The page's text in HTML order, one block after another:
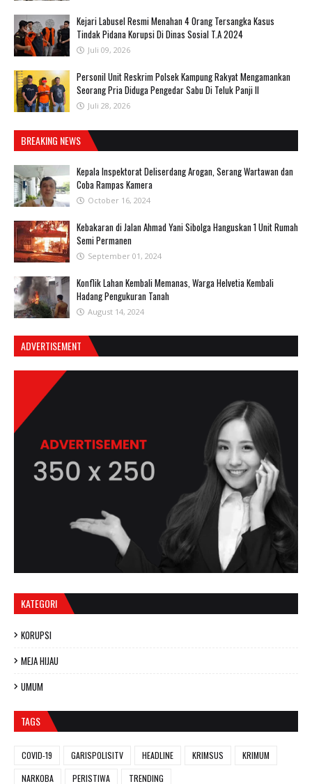
‎Kejari Labusel Resmi Menahan 4 Orang Tersangka Kasus
Tindak Pidana Korupsi Di Dinas Sosial T.A 2024
Juli 09, 2026
Personil Unit Reskrim Polsek Kampung Rakyat Mengamankan
Seorang Pria Diduga Pengedar Sabu Di Teluk Panji II
Juli 28, 2026
BREAKING NEWS
Kepala Inspektorat Deliserdang Arogan, Serang Wartawan dan
Coba Rampas Kamera
October 16, 2024
Kebakaran di Jalan Ahmad Yani Sibolga Hanguskan 1 Unit Rumah
Semi Permanen
September 01, 2024
Konflik Lahan Kembali Memanas, Warga Helvetia Kembali
Hadang Pengukuran Tanah
August 14, 2024
ADVERTISEMENT
KATEGORI
KORUPSI
MEJA HIJAU
UMUM
TAGS
COVID-19 GARISPOLISITV HEADLINE KRIMSUS
KRIMUM
NARKOBA
PERISTIWA TRENDING